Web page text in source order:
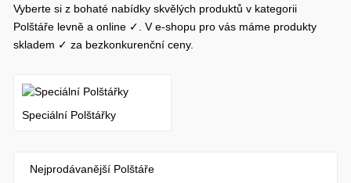
Vyberte si z bohaté nabídky skvělých produktů v kategorii
Polštáře levně a online ✓. V e-shopu pro vás máme produkty
skladem ✓ za bezkonkurenční ceny.
Speciální Polštářky
Nejprodávanější Polštáře